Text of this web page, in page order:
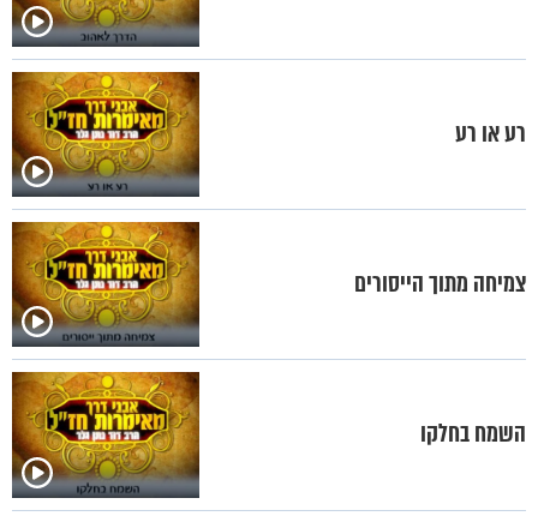
רע או רע
צמיחה מתוך הייסורים
השמח בחלקו